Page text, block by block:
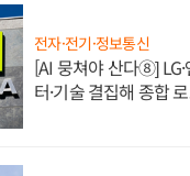
전자·전기·정보통신
[AI 뭉쳐야 산다⑧]
터·기술 결집해 종합